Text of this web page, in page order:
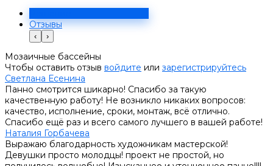
Отзывы
‹ ›
Мозаичные бассейны
Чтобы оставить отзыв войдите или зарегистрируйтесь
Светлана Есенина
Панно смотрится шикарно! Спасибо за такую
качественную работу! Не возникло никаких вопросов:
качество, исполнение, сроки, монтаж, всё отлично.
Спасибо ещё раз и всего самого лучшего в вашей работе!
Наталия Горбачева
Выражаю благодарность художникам мастерской!
Девушки просто молодцы! проект не простой, но